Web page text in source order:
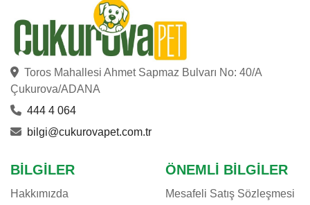
Toros Mahallesi Ahmet Sapmaz Bulvarı No: 40/A
Çukurova/ADANA
444 4 064
bilgi@cukurovapet.com.tr
BILGILER
Hakkımızda
ÖNEMLI BILGILER
Mesafeli Satış Sözleşmesi